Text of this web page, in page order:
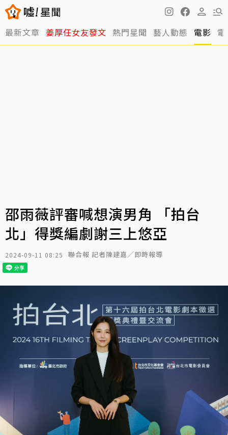
最新文章 姜厚任女友發文 熱門星聞 藝人動態 電影
邵雨薇評審喊想演男角 「拍台
北」得獎編劇謝三上悠亞
2024-09-11 08:25 聯合報 記者陳建嘉／即時報導